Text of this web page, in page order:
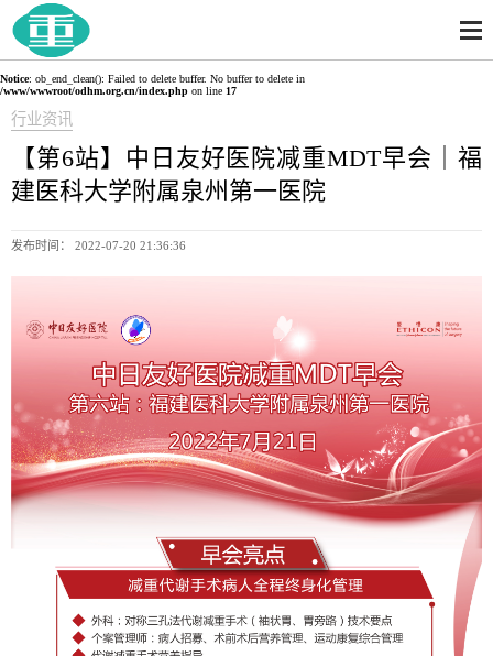
Notice: ob_end_clean(): Failed to delete buffer. No buffer to delete in
/www/wwwroot/odhm.org.cn/index.php on line 17
行业资讯
【第6站】中日友好医院减重MDT早会｜福
建医科大学附属泉州第一医院
发布时间： 2022-07-20 21:36:36